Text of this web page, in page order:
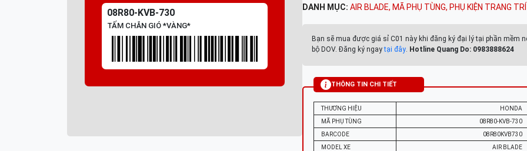
08R80-KVB-730
TẤM CHẮN GIÓ *VÀNG*
DANH MỤC: AIR BLADE, MÃ PHỤ TÙNG, PHỤ KIỆN TRANG TRÍ
Bạn sẽ mua được giá sỉ C01 này khi đăng ký đại lý tại phần mềm
bộ DOV. Đăng ký ngaytại đây. Hotline Quang Do: 0983888624
THÔNG TIN CHI TIẾT
THƯƠNG HIỆU
HONDA
MÃ PHỤ TÙNG
08R80-KVB-730
BARCODE
08R80KVB730
MODEL XE
AIR BLADE